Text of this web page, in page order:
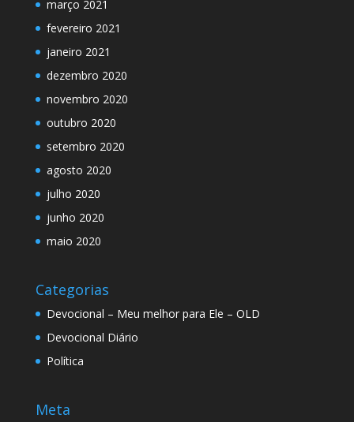
março 2021
fevereiro 2021
janeiro 2021
dezembro 2020
novembro 2020
outubro 2020
setembro 2020
agosto 2020
julho 2020
junho 2020
maio 2020
Categorias
Devocional – Meu melhor para Ele – OLD
Devocional Diário
Política
Meta